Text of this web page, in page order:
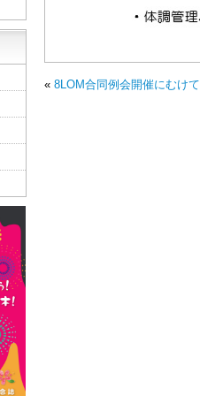
« 8LOM合同例会開催にむけて